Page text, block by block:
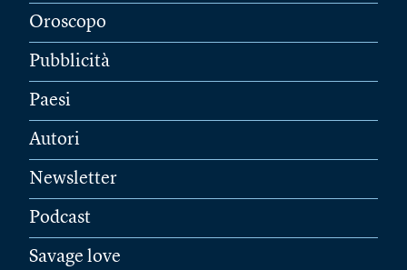
Oroscopo
Pubblicità
Paesi
Autori
Newsletter
Podcast
Savage love